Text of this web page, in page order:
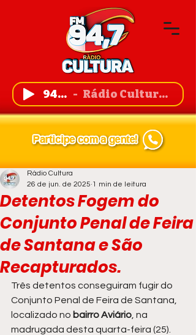
94,7 FM Rádio Cultura de Guanambi
Detentos Fogem do
Conjunto Penal de Feira
de Santana e São
Recapturados.
Rádio Cultura
26 de jun. de 2025 1 min de leitura
Três detentos conseguiram fugir do
Conjunto Penal de Feira de Santana,
localizado no bairro Aviário , na
madrugada desta quarta-feira (25).